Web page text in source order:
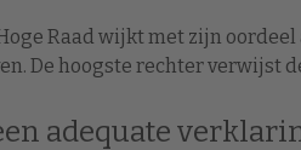
Raad wijkt met zijn
De hoogste rechter verwijst
adequate